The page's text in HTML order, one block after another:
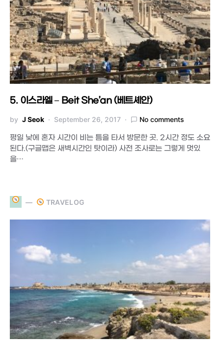
5. 이스라엘 – Beit She’an (베트셰안)
by J Seok September 26, 2017 No comments
평일 낮에 혼자 시간이 비는 틈을 타서 방문한 곳. 2시간 정도 소요
된다.(구글맵은 새벽시간인 탓이라) 사전 조사로는 그렇게 멋있
을…
TRAVELOG